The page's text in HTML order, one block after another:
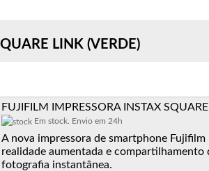
LINK (VERDE)
FUJIFILM IMPRESSORA INSTAX
Em stock. Envio em 24h
A nova impressora de smartphone Fujifilm
realidade aumentada e compartilhamento
fotografia instantânea.